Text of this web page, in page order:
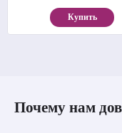
Купить
Почему нам